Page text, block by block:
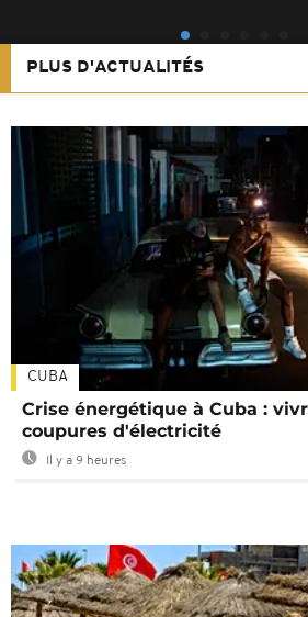
PLUS D'ACTUALITÉS
CUBA
Crise énergétique à Cuba :
coupures d'électricité
Il y a 9 heures